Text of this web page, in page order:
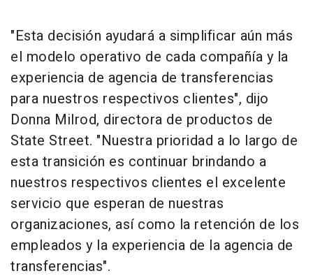
"Esta decisión ayudará a simplificar aún más
el modelo operativo de cada compañía y la
experiencia de agencia de transferencias
para nuestros respectivos clientes", dijo
Donna Milrod, directora de productos de
State Street. "Nuestra prioridad a lo largo de
esta transición es continuar brindando a
nuestros respectivos clientes el excelente
servicio que esperan de nuestras
organizaciones, así como la retención de los
empleados y la experiencia de la agencia de
transferencias".